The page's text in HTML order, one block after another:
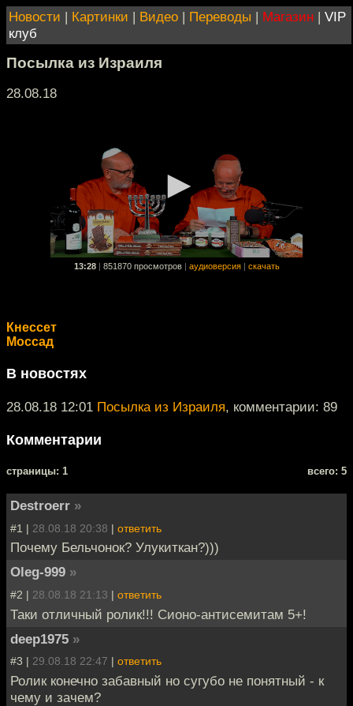
Новости | Картинки | Видео | Переводы | Магазин | VIP
клуб
Посылка из Израиля
28.08.18
13:28 851870 просмотров аудиоверсия скачать
Кнессет
Моссад
В новостях
28.08.18 12:01 Посылка из Израиля, комментарии: 89
Комментарии
cтраницы: 1 всего: 5
Destroerr »
#1 | 28.08.18 20:38 | ответить
Почему Бельчонок? Улукиткан?)))
Oleg-999 »
#2 | 28.08.18 21:13 | ответить
Таки отличный ролик!!! Сионо-антисемитам 5+!
deep1975 »
#3 | 29.08.18 22:47 | ответить
Ролик конечно забавный но сугубо не понятный - к
чему и зачем?